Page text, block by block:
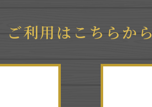
ご利用はこちらから